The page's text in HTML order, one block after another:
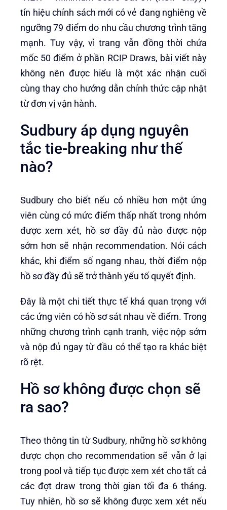
tín hiệu chính sách mới có vẻ đang nghiêng về
ngưỡng 79 điểm do nhu cầu chương trình tăng
mạnh. Tuy vậy, vì trang vẫn đồng thời chứa
mốc 50 điểm ở phần RCIP Draws, bài viết này
không nên được hiểu là một xác nhận cuối
cùng thay cho hướng dẫn chính thức cập nhật
từ đơn vị vận hành.
Sudbury áp dụng nguyên
tắc tie-breaking như thế
nào?
Sudbury cho biết nếu có nhiều hơn một ứng
viên cùng có mức điểm thấp nhất trong nhóm
được xem xét, hồ sơ đầy đủ nào được nộp
sớm hơn sẽ nhận recommendation. Nói cách
khác, khi điểm số ngang nhau, thời điểm nộp
hồ sơ đầy đủ sẽ trở thành yếu tố quyết định.
Đây là một chi tiết thực tế khá quan trọng với
các ứng viên có hồ sơ sát nhau về điểm. Trong
những chương trình cạnh tranh, việc nộp sớm
và nộp đủ ngay từ đầu có thể tạo ra khác biệt
rõ rệt.
Hồ sơ không được chọn sẽ
ra sao?
Theo thông tin từ Sudbury, những hồ sơ không
được chọn cho recommendation sẽ vẫn ở lại
trong pool và tiếp tục được xem xét cho tất cả
các đợt draw trong thời gian tối đa 6 tháng.
Tuy nhiên, hồ sơ sẽ không được xem xét nếu